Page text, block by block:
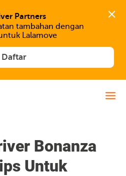
Partners
tambahan dengan
Lalamove
Daftar
Bonanza
Untuk